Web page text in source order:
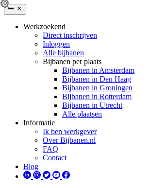
Werkzoekend
Direct inschrijven
Inloggen
Alle bijbanen
Bijbanen per plaats
Bijbanen in Amsterdam
Bijbanen in Den Haag
Bijbanen in Groningen
Bijbanen in Rotterdam
Bijbanen in Utrecht
Alle plaatsen
Informatie
Ik ben werkgever
Over Bijbanen.nl
FAQ
Contact
Blog